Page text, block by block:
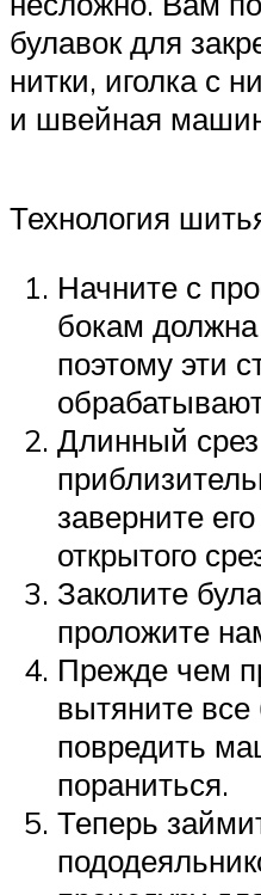
булавок для
нитки, иголка с
и швейная
Технология
Начните с
бокам
поэтому эти
Длинный
заверните
открытого
Заколите
проложите
Прежде чем
вытяните
повредить
пораниться.
Теперь